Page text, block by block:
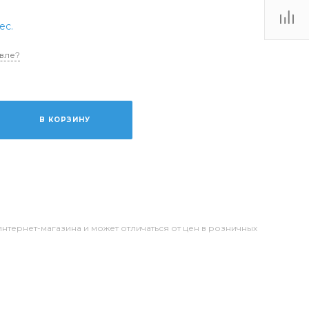
В КОРЗИНУ
магазина и может отличаться от цен в розничных